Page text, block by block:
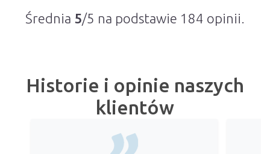
Średnia 5/5 na podstawie 184 opinii.
Historie i opinie naszych
klientów